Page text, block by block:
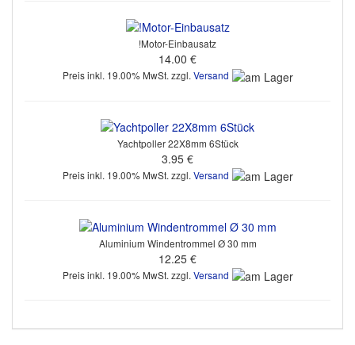
!Motor-Einbausatz
14.00 €
Preis inkl. 19.00% MwSt. zzgl. Versand
Yachtpoller 22X8mm 6Stück
3.95 €
Preis inkl. 19.00% MwSt. zzgl. Versand
Aluminium Windentrommel Ø 30 mm
12.25 €
Preis inkl. 19.00% MwSt. zzgl. Versand